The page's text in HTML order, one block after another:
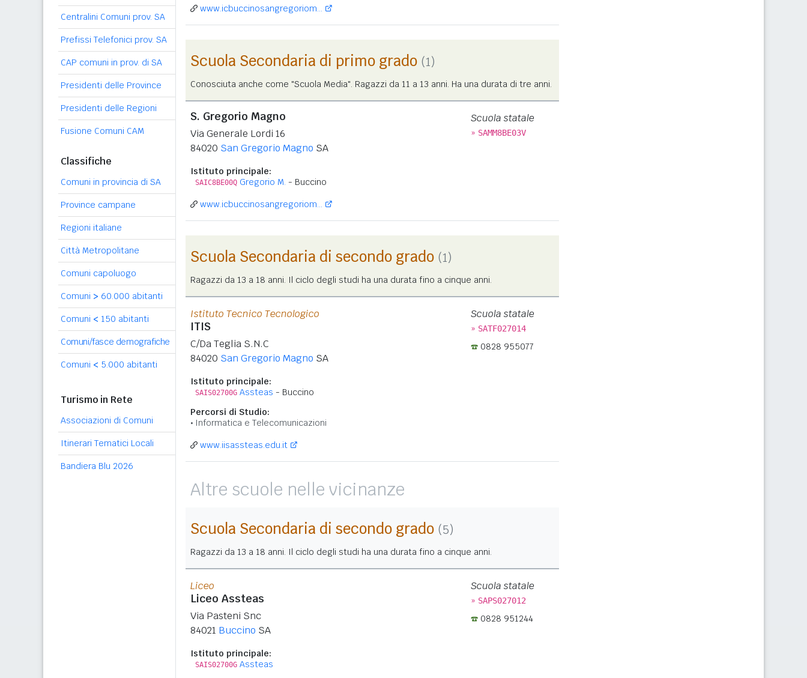
Centralini Comuni prov. SA
Prefissi Telefonici prov. SA
CAP comuni in prov. di SA
Presidenti delle Province
Presidenti delle Regioni
Fusione Comuni CAM
Classifiche
Comuni in provincia di SA
Province campane
Regioni italiane
Città Metropolitane
Comuni capoluogo
Comuni > 60.000 abitanti
Comuni < 150 abitanti
Comuni/fasce demografiche
Comuni < 5.000 abitanti
Turismo in Rete
Associazioni di Comuni
Itinerari Tematici Locali
Bandiera Blu 2026
www.icbuccinosangregoriom...
Scuola Secondaria di primo grado (1)
Conosciuta anche come "Scuola Media". Ragazzi da 11 a 13 anni. Ha una durata di tre anni.
S. Gregorio Magno
Via Generale Lordi 16
84020 San Gregorio Magno SA
Istituto principale:
SAIC8BE00Q Gregorio M. - Buccino
Scuola statale
» SAMM8BE03V
www.icbuccinosangregoriom...
Scuola Secondaria di secondo grado (1)
Ragazzi da 13 a 18 anni. Il ciclo degli studi ha una durata fino a cinque anni.
Istituto Tecnico Tecnologico
ITIS
C/Da Teglia S.N.C
84020 San Gregorio Magno SA
Istituto principale:
SAIS02700G Assteas - Buccino
Percorsi di Studio:
Informatica e Telecomunicazioni
Scuola statale
» SATF027014
0828 955077
www.iisassteas.edu.it
Altre scuole nelle vicinanze
Scuola Secondaria di secondo grado (5)
Ragazzi da 13 a 18 anni. Il ciclo degli studi ha una durata fino a cinque anni.
Liceo
Liceo Assteas
Via Pasteni Snc
84021 Buccino SA
Istituto principale:
SAIS02700G Assteas
Scuola statale
» SAPS027012
0828 951244